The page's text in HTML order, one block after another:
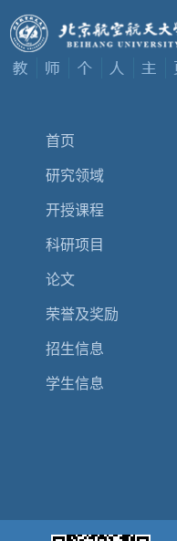
首页
研究领域
开授课程
科研项目
论文
荣誉及奖励
招生信息
学生信息